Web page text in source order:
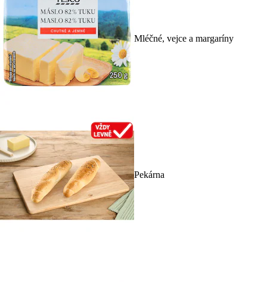
Mléčné, vejce a margaríny
Pekárna